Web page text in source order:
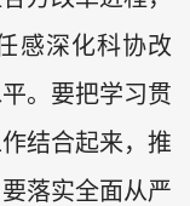
感深化科协改
。要把学习贯
结合起来，推
落实全面从严